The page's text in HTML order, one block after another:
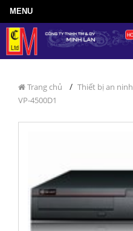
Trang chủ / Thiết bị an ninh
VP-4500D1